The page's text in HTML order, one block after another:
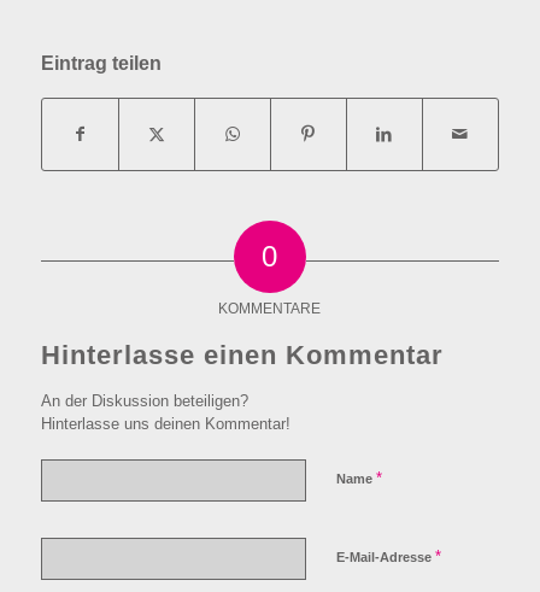
Eintrag teilen
0
KOMMENTARE
Hinterlasse einen Kommentar
An der Diskussion beteiligen?
Hinterlasse uns deinen Kommentar!
Name *
E-Mail-Adresse *